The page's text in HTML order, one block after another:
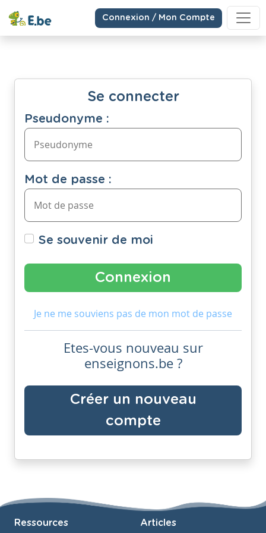
Connexion / Mon Compte
Se connecter
Pseudonyme :
Mot de passe :
Se souvenir de moi
Je ne me souviens pas de mon mot de passe
Etes-vous nouveau sur
enseignons.be ?
Créer un nouveau
compte
Ressources Articles